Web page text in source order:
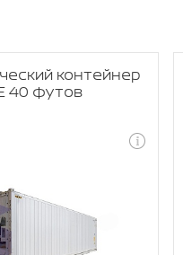
контейнер
40 футов